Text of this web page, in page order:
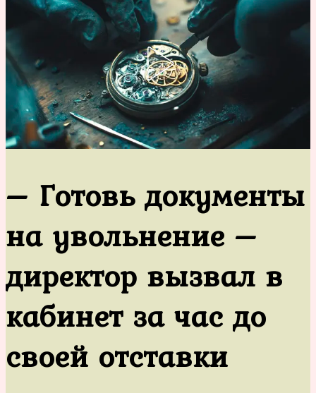
– Готовь документы
на увольнение –
директор вызвал в
кабинет за час до
своей отставки